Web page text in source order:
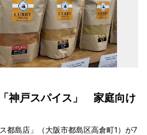
神戸スパイス」 家庭向け
都島店」（大阪市都島区高倉町1）が7